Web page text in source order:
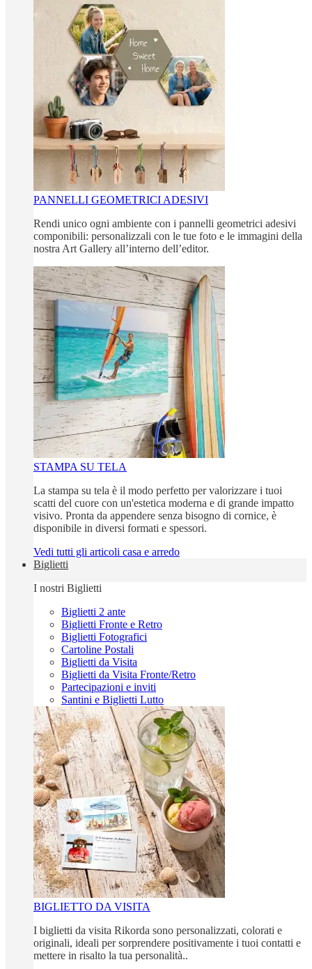
PANNELLI GEOMETRICI ADESIVI
Rendi unico ogni ambiente con i pannelli geometrici adesivi
componibili: personalizzali con le tue foto e le immagini della
nostra Art Gallery all’interno dell’editor.
STAMPA SU TELA
La stampa su tela è il modo perfetto per valorizzare i tuoi
scatti del cuore con un'estetica moderna e di grande impatto
visivo. Pronta da appendere senza bisogno di cornice, è
disponibile in diversi formati e spessori.
Vedi tutti gli articoli casa e arredo
Biglietti
I nostri Biglietti
Biglietti 2 ante
Biglietti Fronte e Retro
Biglietti Fotografici
Cartoline Postali
Biglietti da Visita
Biglietti da Visita Fronte/Retro
Partecipazioni e inviti
Santini e Biglietti Lutto
BIGLIETTO DA VISITA
I biglietti da visita Rikorda sono personalizzati, colorati e
originali, ideali per sorprendere positivamente i tuoi contatti e
mettere in risalto la tua personalità..